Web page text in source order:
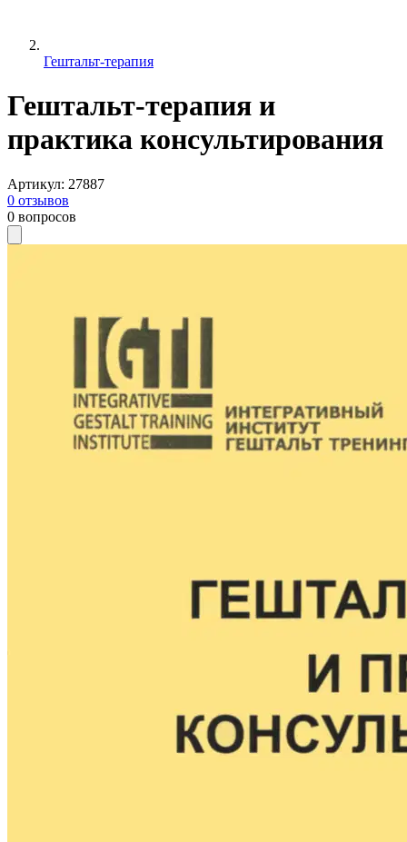
Гештальт-терапия
Гештальт-терапия и
практика консультирования
Артикул: 27887
0 отзывов
0 вопросов